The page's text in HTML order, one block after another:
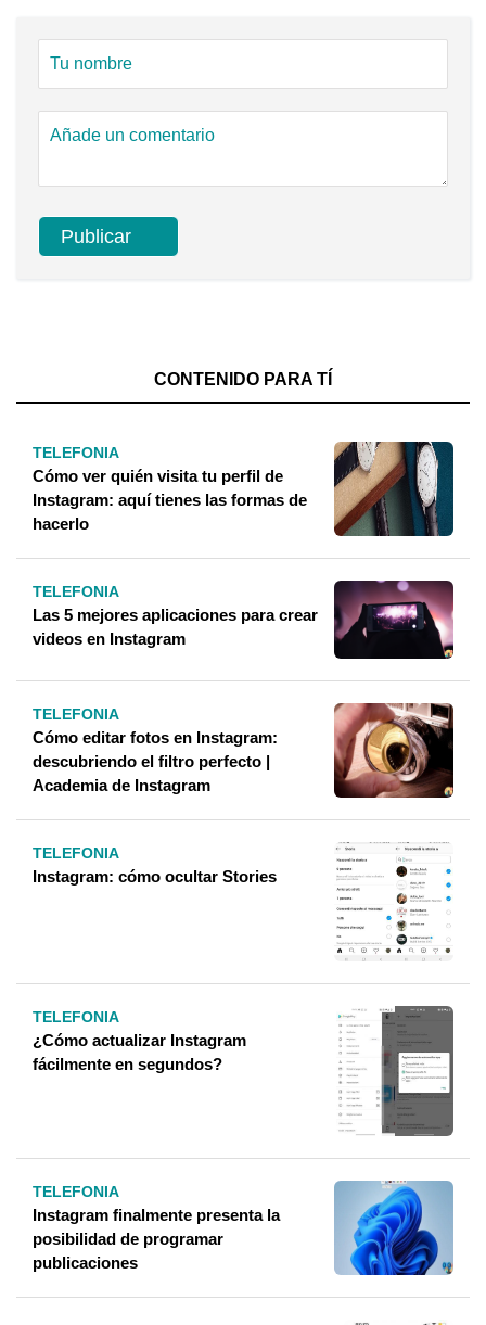
CONTENIDO PARA TÍ
TELEFONIA
Cómo ver quién visita tu perfil de
Instagram: aquí tienes las formas de
hacerlo
TELEFONIA
Las 5 mejores aplicaciones para crear
videos en Instagram
TELEFONIA
Cómo editar fotos en Instagram:
descubriendo el filtro perfecto |
Academia de Instagram
TELEFONIA
Instagram: cómo ocultar Stories
TELEFONIA
¿Cómo actualizar Instagram
fácilmente en segundos?
TELEFONIA
Instagram finalmente presenta la
posibilidad de programar
publicaciones